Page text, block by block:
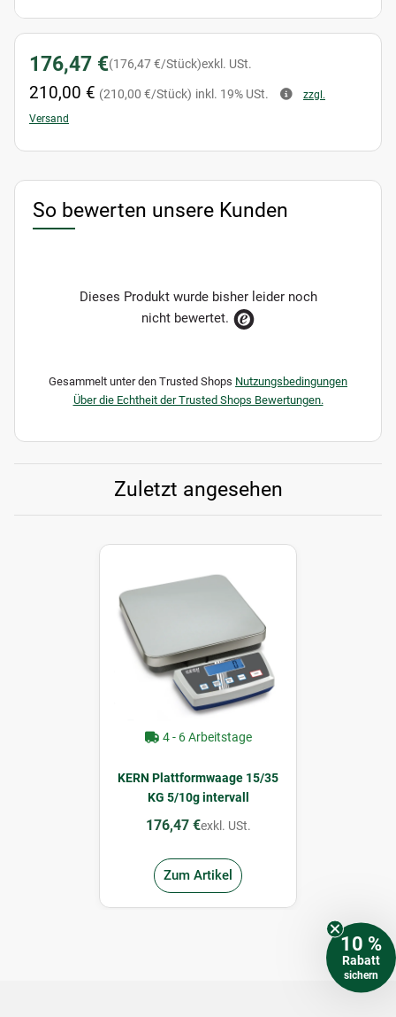
176,47 €(176,47 €/Stück)exkl. USt.
210,00 € (210,00 €/Stück) inkl. 19% USt.
zzgl.
Versand
So bewerten unsere Kunden
Dieses Produkt wurde bisher leider noch
nicht bewertet.
Gesammelt unter den Trusted Shops Nutzungsbedingungen
Über die Echtheit der Trusted Shops Bewertungen.
Zuletzt angesehen
4 - 6 Arbeitstage
KERN Plattformwaage 15/35
KG 5/10g intervall
176,47 €exkl. USt.
Zum Artikel
10 %
Rabatt
sichern